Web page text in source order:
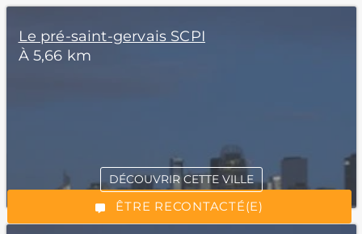
“Excellent”, 165 avis
ÊTRE RECONTACTÉ(E)
Le pré-saint-gervais SCPI
À 5,66 km
DÉCOUVRIR CETTE VILLE